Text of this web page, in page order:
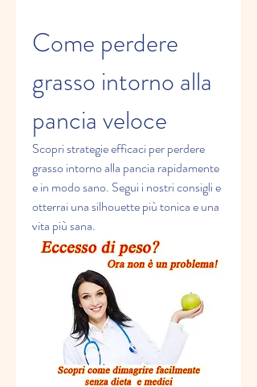
Come perdere
grasso intorno alla
pancia veloce
Scopri strategie efficaci per perdere
grasso intorno alla pancia rapidamente
e in modo sano. Segui i nostri consigli e
otterrai una silhouette più tonica e una
vita più sana.